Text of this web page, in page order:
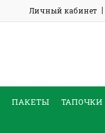
Личный кабинет
ПАКЕТЫ ТАПОЧКИ